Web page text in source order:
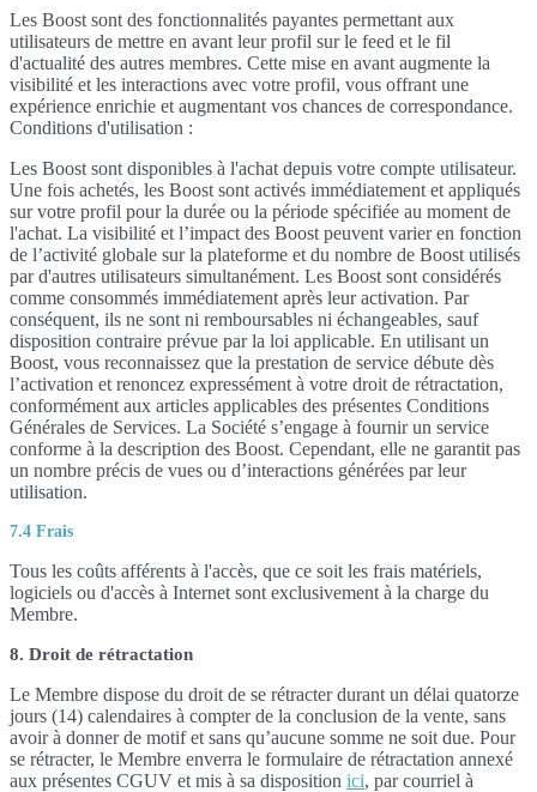
Les Boost sont des fonctionnalités payantes permettant aux
utilisateurs de mettre en avant leur profil sur le feed et le fil
d'actualité des autres membres. Cette mise en avant augmente la
visibilité et les interactions avec votre profil, vous offrant une
expérience enrichie et augmentant vos chances de correspondance.
Conditions d'utilisation :
Les Boost sont disponibles à l'achat depuis votre compte utilisateur.
Une fois achetés, les Boost sont activés immédiatement et appliqués
sur votre profil pour la durée ou la période spécifiée au moment de
l'achat. La visibilité et l’impact des Boost peuvent varier en fonction
de l’activité globale sur la plateforme et du nombre de Boost utilisés
par d'autres utilisateurs simultanément. Les Boost sont considérés
comme consommés immédiatement après leur activation. Par
conséquent, ils ne sont ni remboursables ni échangeables, sauf
disposition contraire prévue par la loi applicable. En utilisant un
Boost, vous reconnaissez que la prestation de service débute dès
l’activation et renoncez expressément à votre droit de rétractation,
conformément aux articles applicables des présentes Conditions
Générales de Services. La Société s’engage à fournir un service
conforme à la description des Boost. Cependant, elle ne garantit pas
un nombre précis de vues ou d’interactions générées par leur
utilisation.
7.4 Frais
Tous les coûts afférents à l'accès, que ce soit les frais matériels,
logiciels ou d'accès à Internet sont exclusivement à la charge du
Membre.
8. Droit de rétractation
Le Membre dispose du droit de se rétracter durant un délai quatorze
jours (14) calendaires à compter de la conclusion de la vente, sans
avoir à donner de motif et sans qu’aucune somme ne soit due. Pour
se rétracter, le Membre enverra le formulaire de rétractation annexé
aux présentes CGUV et mis à sa disposition ici, par courriel à